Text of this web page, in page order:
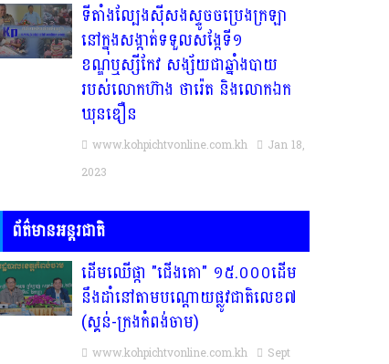
ទីតាំងល្បែងស៊ីសងស្ទូចចប្រេងក្រឡា
នៅក្នុងសង្កាត់ទទួលសង្កែទី១
ខណ្ឌឬស្សីកែវ សង្ស័យជាឆ្នាំងបាយ
របស់លោកហ៊ាង ថារ៉េត និងលោកឯក
ឃុនឌឿន
www.kohpichtvonline.com.kh
Jan 18,
2023
ព័ត៌មានអន្តរជាតិ
ដើមឈើផ្កា "ជើងគោ" ១៥.០០០ដើម
នឹងដាំនៅតាមបណ្តោយផ្លូវជាតិលេខ៧
(ស្គន់-ក្រងកំពង់ចាម)
www.kohpichtvonline.com.kh
Sept